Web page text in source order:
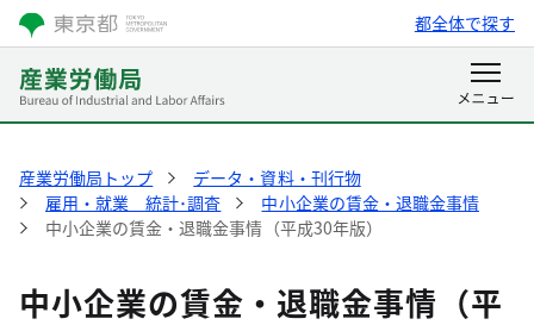
都全体で探す
産業労働局トップ
データ・資料・刊行物
雇用・就業 統計･調査
中小企業の賃金・退職金事情
中小企業の賃金・退職金事情（平成30年版）
中小企業の賃金・退職金事情（平